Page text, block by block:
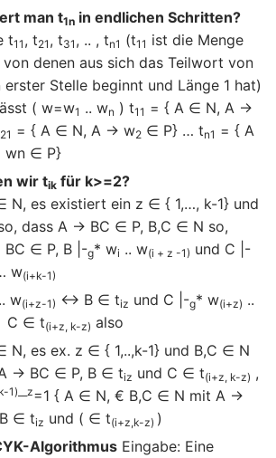
man t1n in endlichen Schritten?
t11 , t21 , t31 , .. , tn1 (t11 ist die Menge
von denen aus sich das Teilwort von
erster Stelle beginnt und Länge 1 hat)
( w=w1 .. wn ) t11 = { A ∈ N, A →
21 = { A ∈ N, A → w2 ∈ P} … tn1 = { A
∈ P}
wir tik für k>=2?
N, es existiert ein z ∈ { 1,…, k-1} und
dass A → BC ∈ P, B,C ∈ N so,
∈ P, B |-g* wi .. w(i + z -1) und C |-
w(i+k-1)
.. w(i+z-1) ↔ B ∈ tiz und C |-g* w(i+z) ..
∈ t(i+z, k-z) also
N, es ex. z ∈ { 1,..,k-1} und B,C ∈ N
→ BC ∈ P, B ∈ tiz und C ∈ t(i+z, k-z) ,
1)__z=1 { A ∈ N, € B,C ∈ N mit A →
∈ tiz und ( ∈ t(i+z,k-z) )
Algorithmus Eingabe: Eine